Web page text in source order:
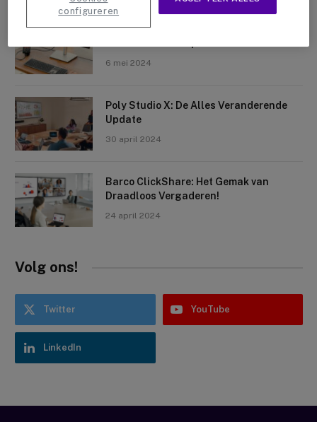
Crosscall X-Space: Transformeer Je
6 mei 2024
Poly Studio X: De Alles Veranderende
Update
30 april 2024
Barco ClickShare: Het Gemak van
Draadloos Vergaderen!
24 april 2024
Volg ons!
Twitter YouTube
LinkedIn
configureren